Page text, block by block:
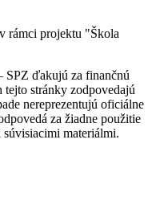
rámci projektu "Škola
SPZ ďakujú za finančnú
tejto stránky zodpovedajú
nereprezentujú oficiálne
za žiadne použitie
materiálmi.